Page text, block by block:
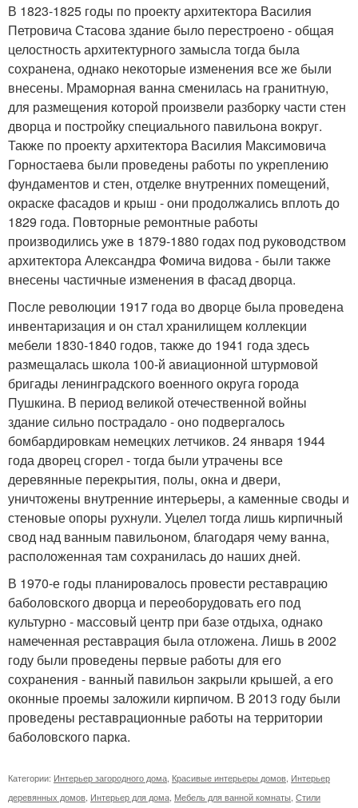
В 1823-1825 годы по проекту архитектора Василия
Петровича Стасова здание было перестроено - общая
целостность архитектурного замысла тогда была
сохранена, однако некоторые изменения все же были
внесены. Мраморная ванна сменилась на гранитную,
для размещения которой произвели разборку части стен
дворца и постройку специального павильона вокруг.
Также по проекту архитектора Василия Максимовича
Горностаева были проведены работы по укреплению
фундаментов и стен, отделке внутренних помещений,
окраске фасадов и крыш - они продолжались вплоть до
1829 года. Повторные ремонтные работы
производились уже в 1879-1880 годах под руководством
архитектора Александра Фомича видова - были также
внесены частичные изменения в фасад дворца.
После революции 1917 года во дворце была проведена
инвентаризация и он стал хранилищем коллекции
мебели 1830-1840 годов, также до 1941 года здесь
размещалась школа 100-й авиационной штурмовой
бригады ленинградского военного округа города
Пушкина. В период великой отечественной войны
здание сильно пострадало - оно подвергалось
бомбардировкам немецких летчиков. 24 января 1944
года дворец сгорел - тогда были утрачены все
деревянные перекрытия, полы, окна и двери,
уничтожены внутренние интерьеры, а каменные своды и
стеновые опоры рухнули. Уцелел тогда лишь кирпичный
свод над ванным павильоном, благодаря чему ванна,
расположенная там сохранилась до наших дней.
В 1970-е годы планировалось провести реставрацию
баболовского дворца и переоборудовать его под
культурно - массовый центр при базе отдыха, однако
намеченная реставрация была отложена. Лишь в 2002
году были проведены первые работы для его
сохранения - ванный павильон закрыли крышей, а его
оконные проемы заложили кирпичом. В 2013 году были
проведены реставрационные работы на территории
баболовского парка.
Категории: Интерьер загородного дома Красивые интерьеры домов Интерьер
деревянных домов Интерьер для дома Мебель для ванной комнаты Стили